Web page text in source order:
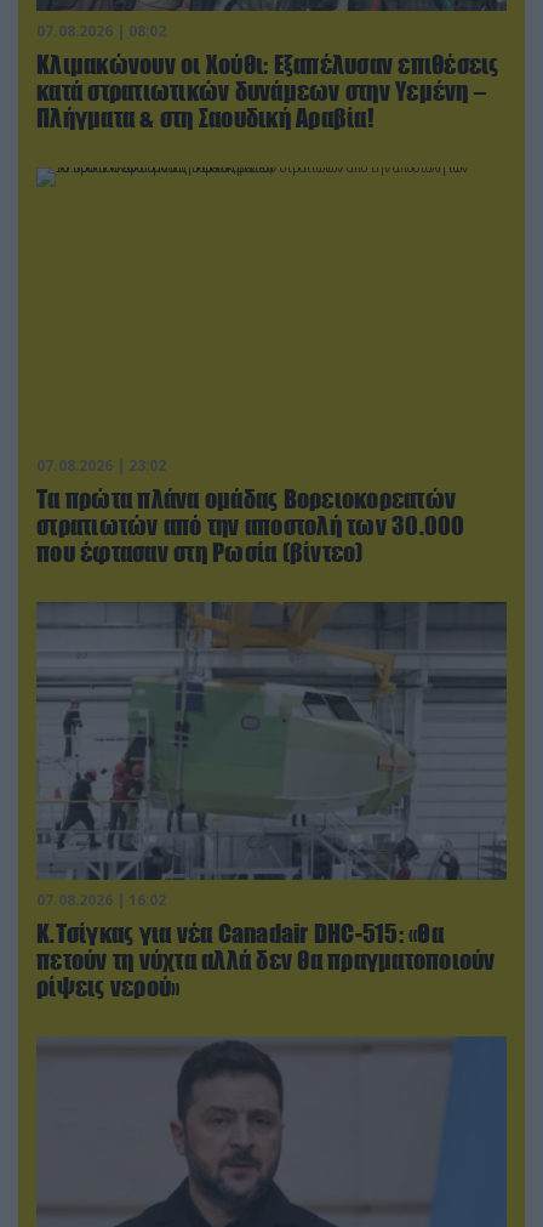
07.08.2026 | 08:02
Κλιμακώνουν οι Χούθι: Eξαπέλυσαν επιθέσεις
κατά στρατιωτικών δυνάμεων στην Υεμένη –
Πλήγματα & στη Σαουδική Αραβία!
07.08.2026 | 23:02
Τα πρώτα πλάνα ομάδας Βορειοκορεατών
στρατιωτών από την αποστολή των 30.000
που έφτασαν στη Ρωσία (βίντεο)
07.08.2026 | 16:02
Κ.Τσίγκας για νέα Canadair DHC-515: «Θα
πετούν τη νύχτα αλλά δεν θα πραγματοποιούν
ρίψεις νερού»